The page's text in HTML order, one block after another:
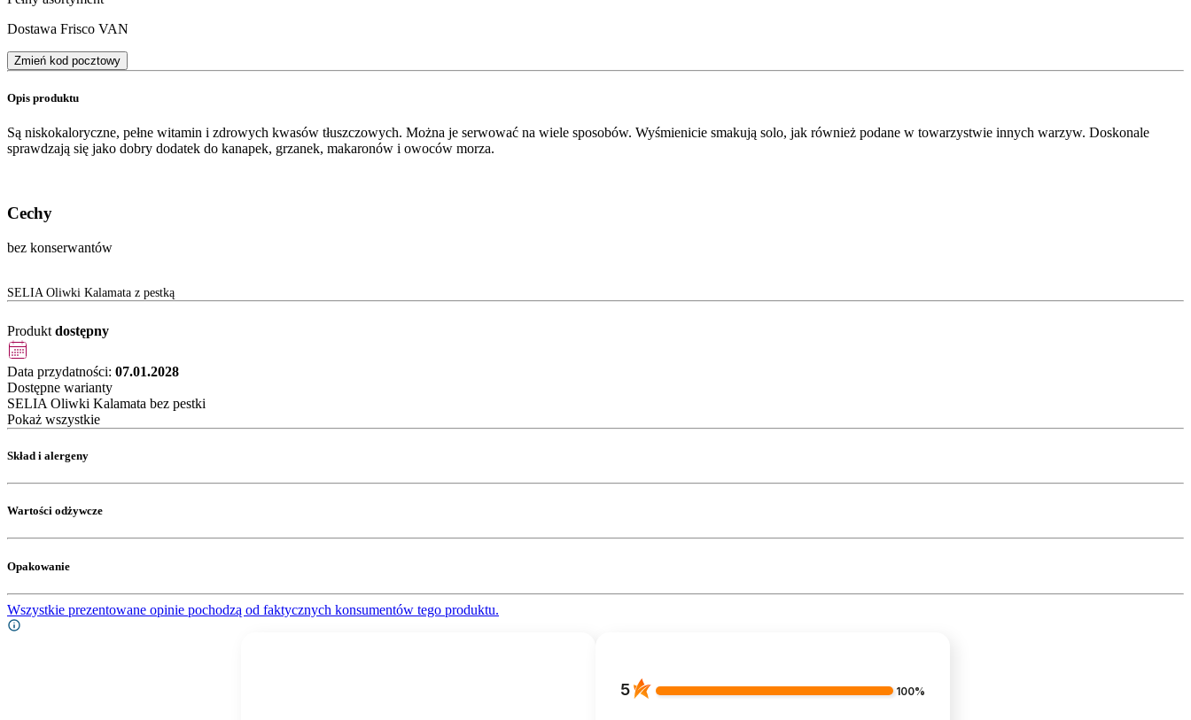
Dostawa Frisco VAN
Zmień kod pocztowy
Opis produktu
Są niskokaloryczne, pełne witamin i zdrowych kwasów tłuszczowych. Można je serwować na wiele sposobów. Wyśmienicie smakują solo, jak również podane w towarzystwie innych warzyw. Doskonale
sprawdzają się jako dobry dodatek do kanapek, grzanek, makaronów i owoców morza.
Cechy
bez konserwantów
SELIA Oliwki Kalamata z pestką
Produkt dostępny
Data przydatności: 07.01.2028
Dostępne warianty
SELIA Oliwki Kalamata bez pestki
Pokaż wszystkie
Skład i alergeny
Wartości odżywcze
Opakowanie
Wszystkie prezentowane opinie pochodzą od faktycznych konsumentów tego produktu.
5 100%